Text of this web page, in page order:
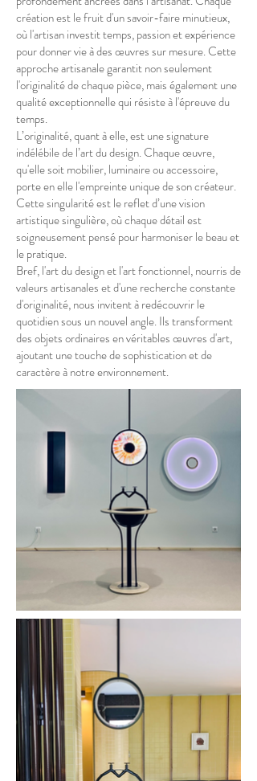
création est le fruit d'un savoir-faire minutieux,
où l'artisan investit temps, passion et expérience
pour donner vie à des œuvres sur mesure. Cette
approche artisanale garantit non seulement
l'originalité de chaque pièce, mais également une
qualité exceptionnelle qui résiste à l'épreuve du
temps.
L’originalité, quant à elle, est une signature
indélébile de l’art du design. Chaque œuvre,
qu'elle soit mobilier, luminaire ou accessoire,
porte en elle l'empreinte unique de son créateur.
Cette singularité est le reflet d’une vision
artistique singulière, où chaque détail est
soigneusement pensé pour harmoniser le beau et
le pratique.
Bref, l'art du design et l'art fonctionnel, nourris de
valeurs artisanales et d'une recherche constante
d'originalité, nous invitent à redécouvrir le
quotidien sous un nouvel angle. Ils transforment
des objets ordinaires en véritables œuvres d'art,
ajoutant une touche de sophistication et de
caractère à notre environnement.